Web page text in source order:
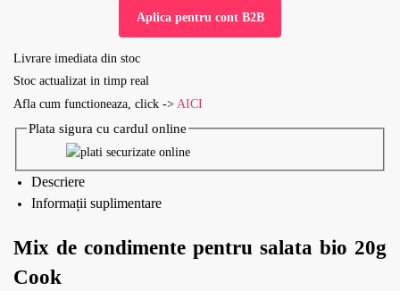
Aplica pentru cont B2B
Livrare imediata din stoc
Stoc actualizat in timp real
Afla cum functioneaza, click -> AICI
Plata sigura cu cardul online
Descriere
Informații suplimentare
Mix de condimente pentru salata bio 20g
Cook